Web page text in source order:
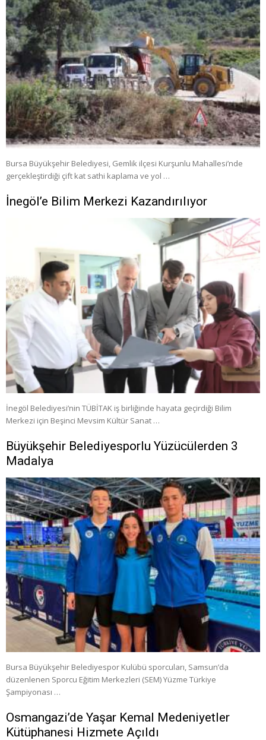
Bursa Büyükşehir Belediyesi, Gemlik ilçesi Kurşunlu Mahallesi’nde
gerçekleştirdiği çift kat sathi kaplama ve yol …
İnegöl’e Bilim Merkezi Kazandırılıyor
İnegöl Belediyesi’nin TÜBİTAK iş birliğinde hayata geçirdiği Bilim
Merkezi için Beşinci Mevsim Kültür Sanat …
Büyükşehir Belediyesporlu Yüzücülerden 3
Madalya
Bursa Büyükşehir Belediyespor Kulübü sporcuları, Samsun’da
düzenlenen Sporcu Eğitim Merkezleri (SEM) Yüzme Türkiye
Şampiyonası …
Osmangazi’de Yaşar Kemal Medeniyetler
Kütüphanesi Hizmete Açıldı